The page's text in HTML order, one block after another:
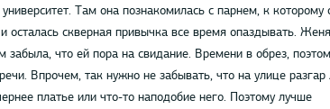
Там она познакомилась с парнем, к которому
осталась скверная привычка все время опаздывать. Женя
забыла, что ей пора на свидание. Времени в обрез,
Впрочем, так нужно не забывать, что на улице разгар
платье или что-то наподобие него. Поэтому лучше